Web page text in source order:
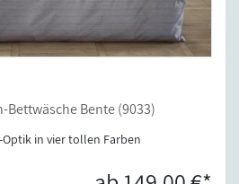
Bettwäsche Bente (9033)
in vier tollen Farben